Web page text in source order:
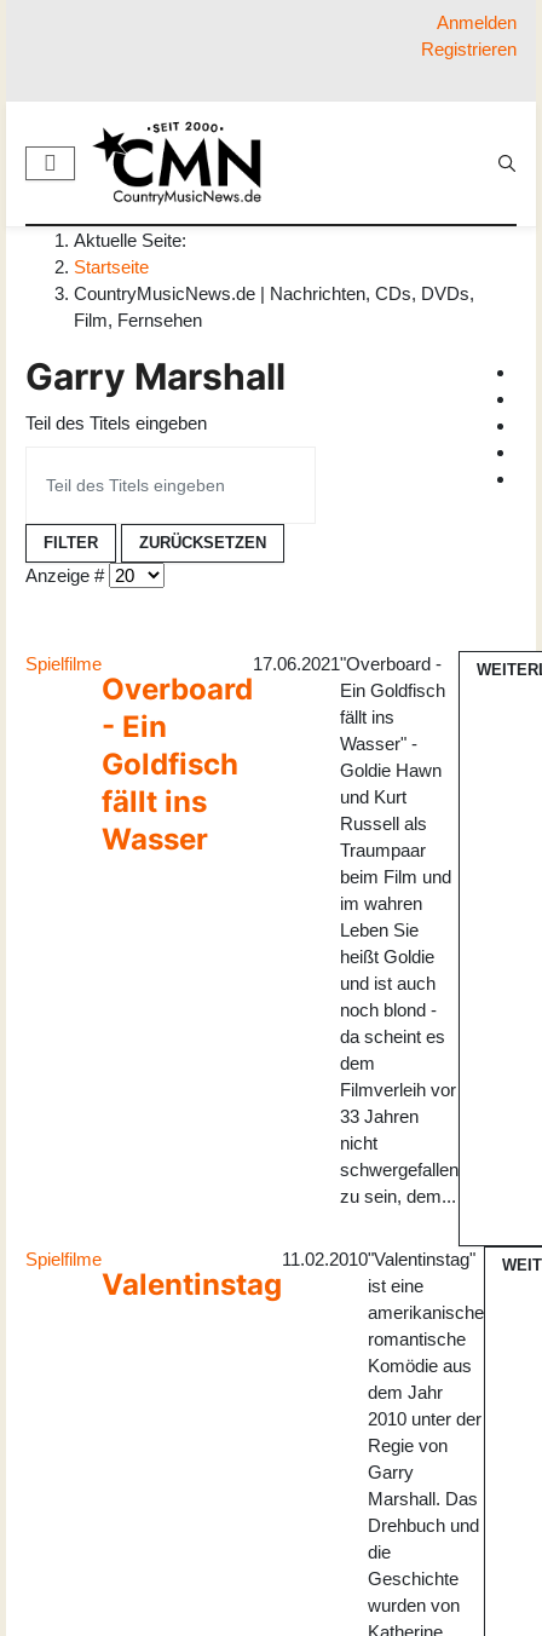
Anmelden
Registrieren
Aktuelle Seite:
Startseite
CountryMusicNews.de | Nachrichten, CDs, DVDs,
Film, Fernsehen
Garry Marshall
Teil des Titels eingeben
FILTER ZURÜCKSETZEN
Anzeige #
Spielfilme
Overboard
- Ein
Goldfisch
fällt ins
Wasser
17.06.2021"Overboard -
Ein Goldfisch
fällt ins
Wasser" -
Goldie Hawn
und Kurt
Russell als
Traumpaar
beim Film und
im wahren
Leben Sie
heißt Goldie
und ist auch
noch blond -
da scheint es
dem
Filmverleih vor
33 Jahren
nicht
schwergefallen
zu sein, dem...
Spielfilme
Valentinstag
11.02.2010"Valentinstag"
ist eine
amerikanische
romantische
Komödie aus
dem Jahr
2010 unter der
Regie von
Garry
Marshall. Das
Drehbuch und
die
Geschichte
wurden von